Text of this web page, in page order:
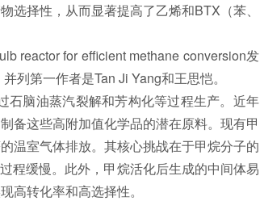
择性，从而显著提高了乙烯和BTX（苯、
for efficient methane conversion发
列第一作者是Tan Ji Yang和王思恺。
脑油蒸汽裂解和芳构化等过程生产。近年
备这些高附加值化学品的潜在原料。现有甲
温室气体排放。其核心挑战在于甲烷分子的
程缓慢。此外，甲烷活化后生成的中间体易
高转化率和高选择性。